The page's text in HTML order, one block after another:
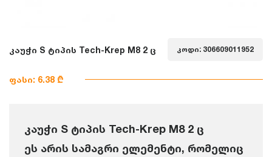
კაუჭი S ტიპის Tech-Krep M8 2 ც კოდი: 306609011952
ფასი: 6.38 ₾
კაუჭი S ტიპის Tech-Krep M8 2 ც
ეს არის სამაგრი ელემენტი, რომელიც